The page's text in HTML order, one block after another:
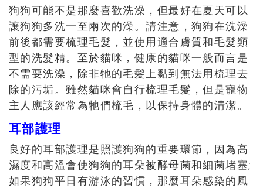
狗狗可能不是那麼喜歡洗澡，但最好在夏天可以
讓狗狗多洗一至兩次的澡。請注意，狗狗在洗澡
前後都需要梳理毛髮，並使用適合膚質和毛髮類
型的洗髮精。至於貓咪，健康的貓咪一般而言是
不需要洗澡，除非牠的毛髮上黏到無法用梳理去
除的污垢。雖然貓咪會自行梳理毛髮，但是寵物
主人應該經常為牠們梳毛，以保持身體的清潔。
耳部護理
良好的耳部護理是照護狗狗的重要環節，因為高
濕度和高溫會使狗狗的耳朵被酵母菌和細菌堵塞;
如果狗狗平日有游泳的習慣，那麼耳朵感染的風